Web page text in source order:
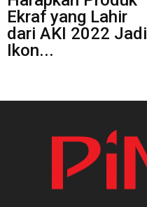
Ekraf yang Lahir
dari AKI 2022 Jadi
Ikon...